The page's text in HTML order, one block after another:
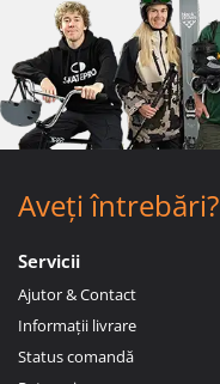
Aveți întrebări?
Servicii
Ajutor & Contact
Informații livrare
Status comandă